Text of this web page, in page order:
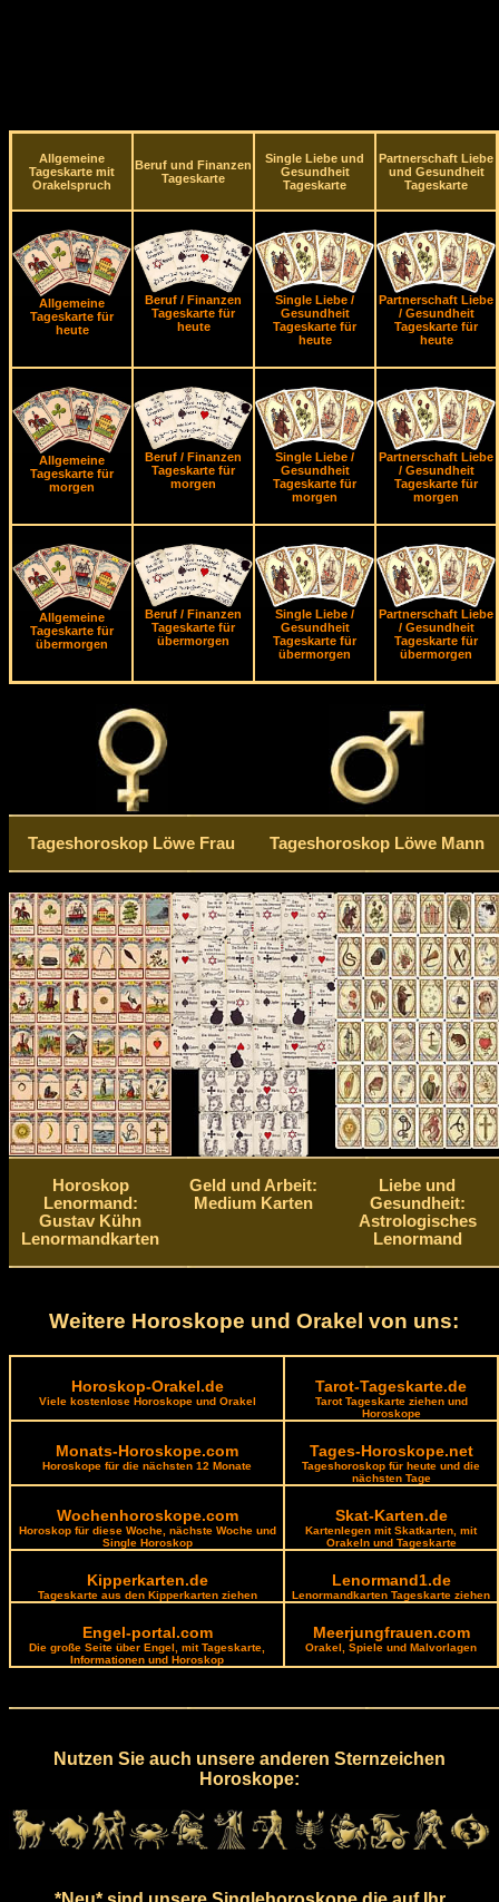
Allgemeine
Tageskarte mit
Orakelspruch
Beruf und Finanzen
Tageskarte
Single Liebe und
Gesundheit
Tageskarte
Partnerschaft Liebe
und Gesundheit
Tageskarte
Allgemeine
Tageskarte für
heute
Beruf / Finanzen
Tageskarte für
heute
Single Liebe /
Gesundheit
Tageskarte für
heute
Partnerschaft Liebe
/ Gesundheit
Tageskarte für
heute
Allgemeine
Tageskarte für
morgen
Beruf / Finanzen
Tageskarte für
morgen
Single Liebe /
Gesundheit
Tageskarte für
morgen
Partnerschaft Liebe
/ Gesundheit
Tageskarte für
morgen
Allgemeine
Tageskarte für
übermorgen
Beruf / Finanzen
Tageskarte für
übermorgen
Single Liebe /
Gesundheit
Tageskarte für
übermorgen
Partnerschaft Liebe
/ Gesundheit
Tageskarte für
übermorgen
Tageshoroskop Löwe Frau Tageshoroskop Löwe Mann
Horoskop
Lenormand:
Gustav Kühn
Lenormandkarten
Geld und Arbeit:
Medium Karten
Liebe und
Gesundheit:
Astrologisches
Lenormand
Weitere Horoskope und Orakel von uns:
Horoskop-Orakel.de
Viele kostenlose Horoskope und Orakel
Tarot-Tageskarte.de
Tarot Tageskarte ziehen und
Horoskope
Monats-Horoskope.com
Horoskope für die nächsten 12 Monate
Tages-Horoskope.net
Tageshoroskop für heute und die
nächsten Tage
Wochenhoroskope.com
Horoskop für diese Woche, nächste Woche und
Single Horoskop
Skat-Karten.de
Kartenlegen mit Skatkarten, mit
Orakeln und Tageskarte
Kipperkarten.de
Tageskarte aus den Kipperkarten ziehen
Lenormand1.de
Lenormandkarten Tageskarte ziehen
Engel-portal.com
Die große Seite über Engel, mit Tageskarte,
Informationen und Horoskop
Meerjungfrauen.com
Orakel, Spiele und Malvorlagen
Nutzen Sie auch unsere anderen Sternzeichen
Horoskope: